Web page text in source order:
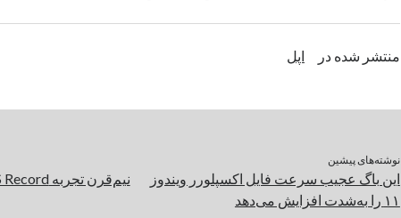
منتشر شده در اپل
نوشته‌های پیشین
این باگ عجیب سرعت فایل اکسپلورر ویندوز
۱۱ را به‌شدت افزایش می‌دهد